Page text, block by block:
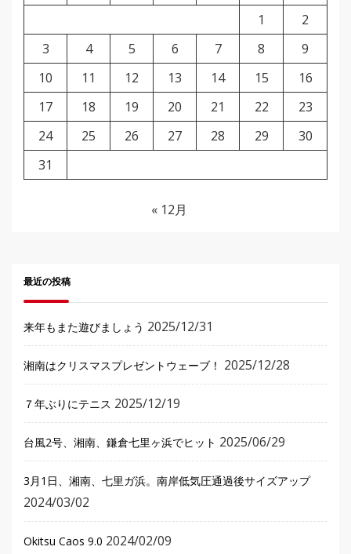
1
2
3
4 5 6 7 8
9
10
11 12 13 14 15
16
17
18 19 20 21 22
23
24
25 26 27 28 29
30
31
« 12月
最近の投稿
来年もまた遊びましょう 2025/12/31
湘南はクリスマスプレゼントウェーブ！ 2025/12/28
７年ぶりにテニス 2025/12/19
台風2号、湘南、鎌倉七里ヶ浜でヒット 2025/06/29
3月1日、湘南、七里ガ浜。南岸低気圧通過後サイズアップ
2024/03/02
Okitsu Caos 9.0 2024/02/09